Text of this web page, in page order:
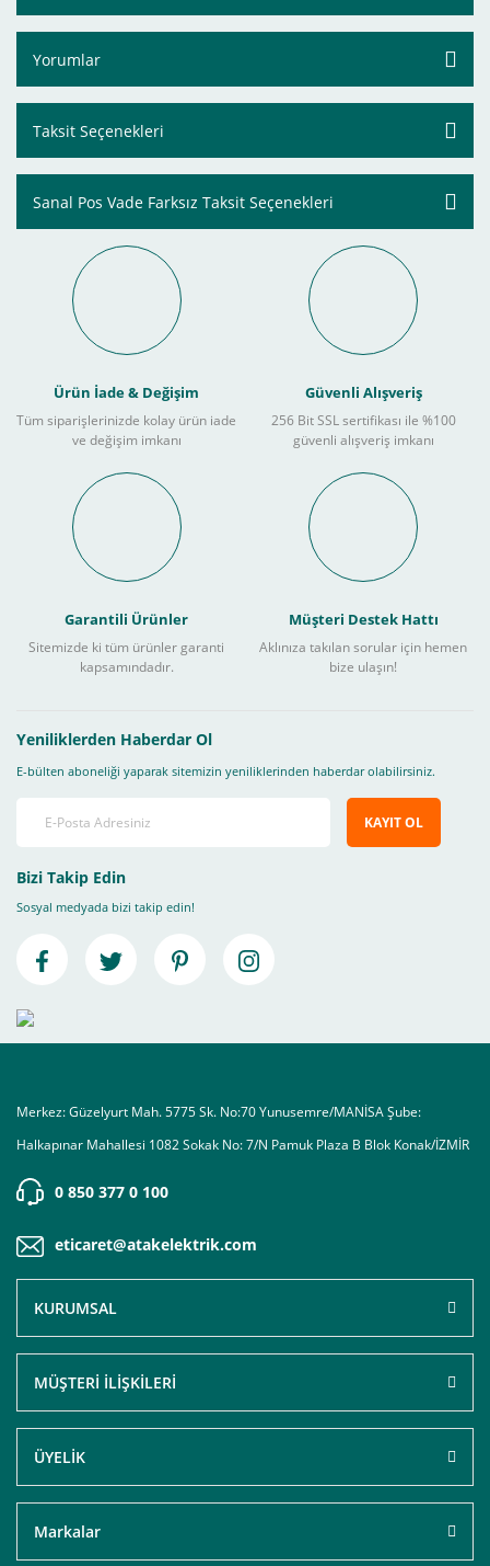
Yorumlar
Taksit Seçenekleri
Sanal Pos Vade Farksız Taksit Seçenekleri
Ürün İade & Değişim
Tüm siparişlerinizde kolay ürün iade
ve değişim imkanı
Güvenli Alışveriş
256 Bit SSL sertifikası ile %100
güvenli alışveriş imkanı
Garantili Ürünler
Sitemizde ki tüm ürünler garanti
kapsamındadır.
Müşteri Destek Hattı
Aklınıza takılan sorular için hemen
bize ulaşın!
Yeniliklerden Haberdar Ol
E-bülten aboneliği yaparak sitemizin yeniliklerinden haberdar olabilirsiniz.
KAYIT OL
Bizi Takip Edin
Sosyal medyada bizi takip edin!
Merkez: Güzelyurt Mah. 5775 Sk. No:70 Yunusemre/MANİSA Şube:
Halkapınar Mahallesi 1082 Sokak No: 7/N Pamuk Plaza B Blok Konak/İZMİR
0 850 377 0 100
eticaret@atakelektrik.com
KURUMSAL
MÜŞTERİ İLİŞKİLERİ
ÜYELİK
Markalar